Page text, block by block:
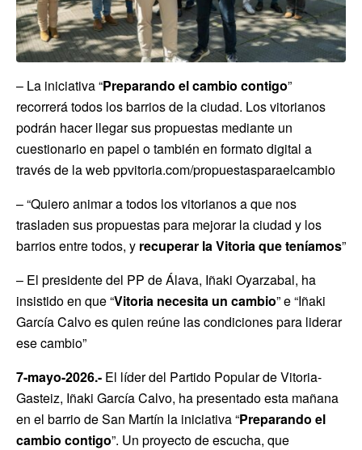
– La iniciativa “Preparando el cambio contigo”
recorrerá todos los barrios de la ciudad. Los vitorianos
podrán hacer llegar sus propuestas mediante un
cuestionario en papel o también en formato digital a
través de la web ppvitoria.com/propuestasparaelcambio
– “Quiero animar a todos los vitorianos a que nos
trasladen sus propuestas para mejorar la ciudad y los
barrios entre todos, y recuperar la Vitoria que teníamos”
– El presidente del PP de Álava, Iñaki Oyarzabal, ha
insistido en que “Vitoria necesita un cambio” e “Iñaki
García Calvo es quien reúne las condiciones para liderar
ese cambio”
7-mayo-2026.- El líder del Partido Popular de Vitoria-
Gasteiz, Iñaki García Calvo, ha presentado esta mañana
en el barrio de San Martín la iniciativa “Preparando el
cambio contigo”. Un proyecto de escucha, que